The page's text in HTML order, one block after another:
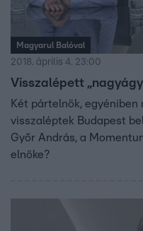
Magyarul Balóval
2018. április 4. 23:00
Visszalépett
Két pártelnök,
visszaléptek Budapest
Győr András, a
elnöke?